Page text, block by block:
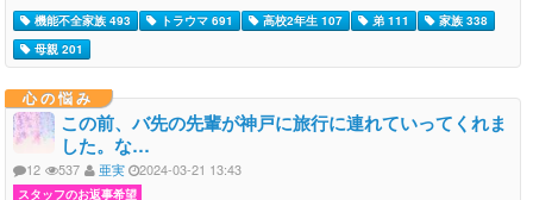
機能不全家族 493 トラウマ 691 高校2年生 107 弟 111
家族 338
母親 201
心の悩み
この前、バ先の先輩が神戸に旅行に連れていってくれま
した。な…
12 537 亜実 2024-03-21 13:43
スタッフのお返事希望